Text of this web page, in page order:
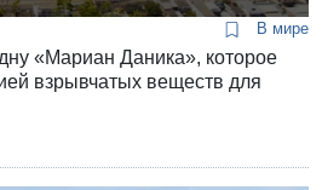
В мире
«Мариан Даника», которое
взрывчатых веществ для